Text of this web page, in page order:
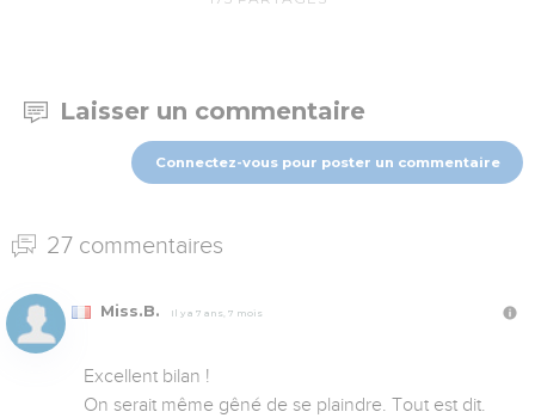
Laisser un commentaire
Connectez-vous pour poster un commentaire
27 commentaires
Miss.B. Il y a 7 ans, 7 mois
Excellent bilan !
On serait même gêné de se plaindre. Tout est dit.